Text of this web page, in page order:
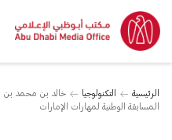
الرئيسية التكنولوجيا
خالد بن محمد بن
المسابقة الوطنية لمهارات الإمارات